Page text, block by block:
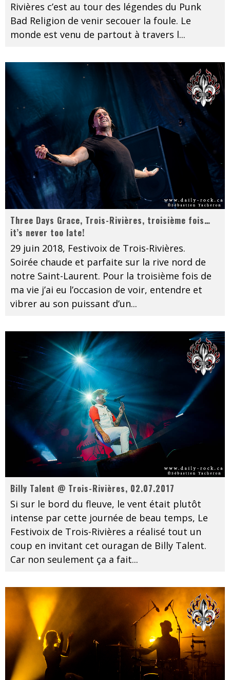
Rivières c’est au tour des légendes du Punk
Bad Religion de venir secouer la foule. Le
monde est venu de partout à travers l...
Three Days Grace, Trois-Rivières, troisième fois…
it’s never too late!
29 juin 2018, Festivoix de Trois-Rivières.
Soirée chaude et parfaite sur la rive nord de
notre Saint-Laurent. Pour la troisième fois de
ma vie j’ai eu l’occasion de voir, entendre et
vibrer au son puissant d’un...
Billy Talent @ Trois-Rivières, 02.07.2017
Si sur le bord du fleuve, le vent était plutôt
intense par cette journée de beau temps, Le
Festivoix de Trois-Rivières a réalisé tout un
coup en invitant cet ouragan de Billy Talent.
Car non seulement ça a fait...